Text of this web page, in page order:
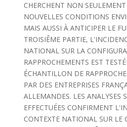
CHERCHENT NON
NOUVELLES CONDITIONS
MAIS AUSSI À ANTICIPER LE
TROISIÊME PARTIE,
NATIONAL SUR LA
RAPPROCHEMENTS EST
ÉCHANTILLON DE
PAR DES ENTREPRISES
ALLEMANDES. LES ANALYSES
EFFECTUÉES CONFIRMENT
CONTEXTE NATIONAL SUR LE